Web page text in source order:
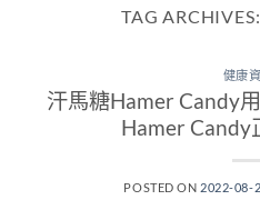
TAG
健康
汗馬糖Hamer Candy
Hamer Candy
POSTED ON 2022-08-